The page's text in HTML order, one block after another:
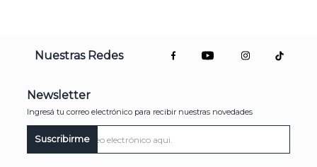
Nuestras Redes
Newsletter
Ingresá tu correo electrónico para recibir nuestras novedades
Suscribirme